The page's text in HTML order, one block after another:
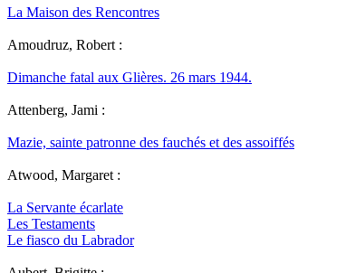
La Maison des Rencontres
Amoudruz, Robert :
Dimanche fatal aux Glières. 26 mars 1944.
Attenberg, Jami :
Mazie, sainte patronne des fauchés et des assoiffés
Atwood, Margaret :
La Servante écarlate
Les Testaments
Le fiasco du Labrador